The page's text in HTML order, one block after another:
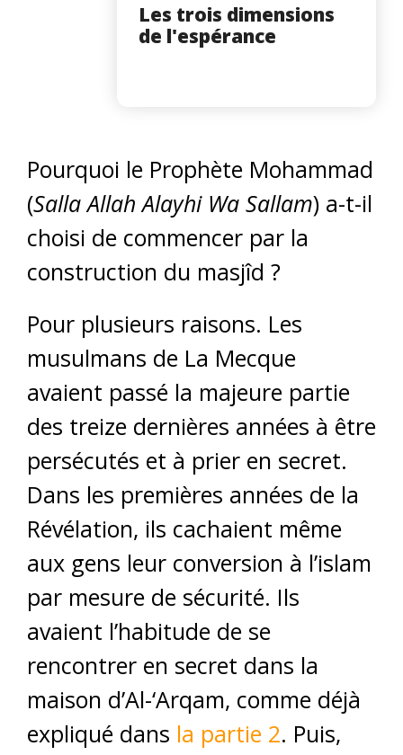
Les trois dimensions
de l'espérance
Pourquoi le Prophète Mohammad
(Salla Allah Alayhi Wa Sallam) a-t-il
choisi de commencer par la
construction du masjîd ?
Pour plusieurs raisons. Les
musulmans de La Mecque
avaient passé la majeure partie
des treize dernières années à être
persécutés et à prier en secret.
Dans les premières années de la
Révélation, ils cachaient même
aux gens leur conversion à l’islam
par mesure de sécurité. Ils
avaient l’habitude de se
rencontrer en secret dans la
maison d’Al-‘Arqam, comme déjà
expliqué dans la partie 2. Puis,